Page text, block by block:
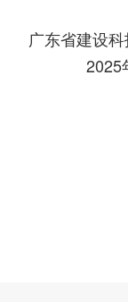
广东省建设